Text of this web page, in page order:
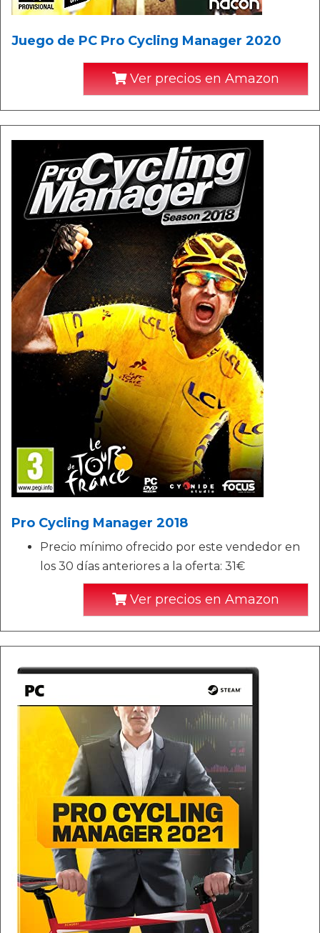
Juego de PC Pro Cycling Manager 2020
Ver precios en Amazon
Pro Cycling Manager 2018
Precio mínimo ofrecido por este vendedor en
los 30 días anteriores a la oferta: 31€
Ver precios en Amazon